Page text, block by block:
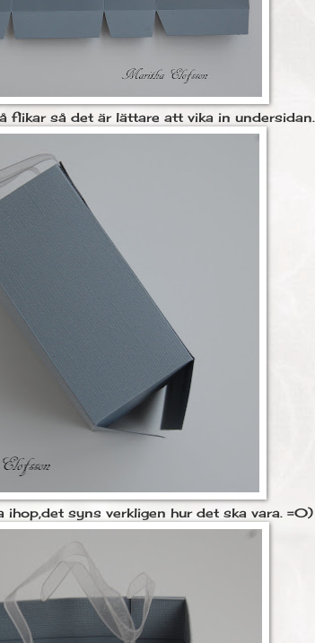
flikar så det är lättare att vika in undersidan.
ihop,det syns verkligen hur det ska vara. =0)